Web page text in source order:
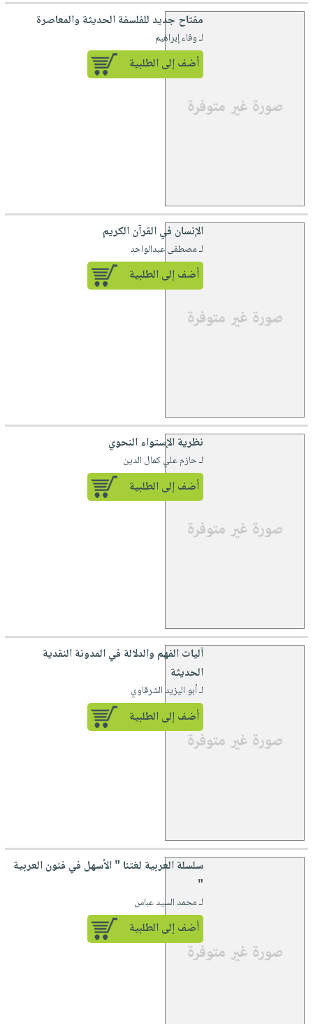
مفتاح جديد للفلسفة الحديثة والمعاصرة
لـ وفاء إبراهيم
أضف إلى الطلبية
الإنسان في القرآن الكريم
لـ مصطفى عبدالواحد
أضف إلى الطلبية
نظرية الإستواء النحوي
لـ حازم علي كمال الدين
أضف إلى الطلبية
آليات الفهم والدلالة في المدونة النقدية
الحديثة
لـ أبو اليزيد الشرقاوي
أضف إلى الطلبية
سلسلة العربية لغتنا " الأسهل في فنون العربية
"
لـ محمد السيد عباس
أضف إلى الطلبية